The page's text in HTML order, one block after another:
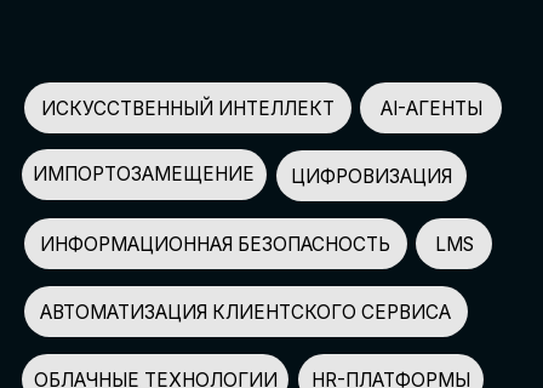
НЕЙРОСЕТИ ДЛЯ БИЗНЕСА
КЭДО АВТОМАТИЗАЦИЯ HR
АВТОМАТИЗАЦИЯ МАРКЕТИНГА И ПРОДАЖ
AI-АССИСТЕНТЫ
ЧАТ-БОТЫ
СПИКЕРОВ
150+